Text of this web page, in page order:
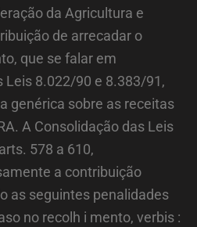
da Agricultura e
de arrecadar o
que se falar em
Leis 8.022/90 e 8.383/91,
genérica sobre as receitas
A Consolidação das Leis
578 a 610,
a contribuição
as seguintes penalidades
no recolh i mento, verbis :